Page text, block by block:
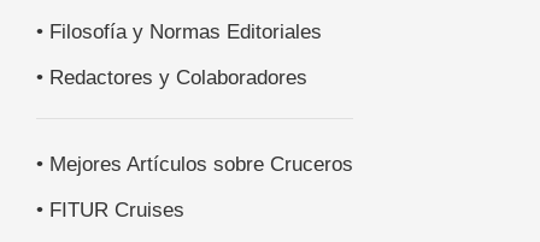
• Filosofía y Normas Editoriales
• Redactores y Colaboradores
• Mejores Artículos sobre Cruceros
• FITUR Cruises